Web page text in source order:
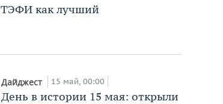
как лучший
Дайджест 15 май, 00:00
День в истории 15 мая: открыли